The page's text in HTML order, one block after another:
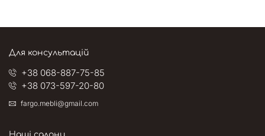
Для консультацій
+38 068-887-75-85
+38 073-597-20-80
fargo.mebli@gmail.com